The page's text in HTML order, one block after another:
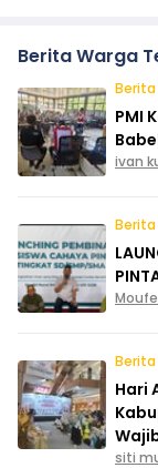
Berita Warga
PMI
ivan
Hari
siti